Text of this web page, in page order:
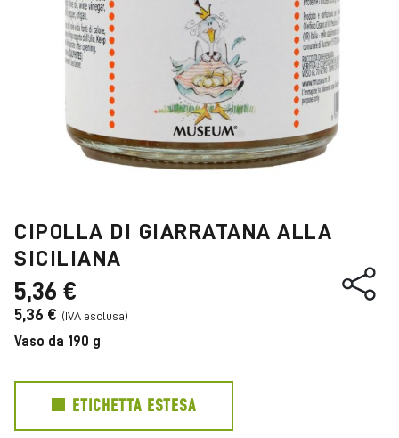
CIPOLLA DI GIARRATANA ALLA
SICILIANA
5,36 €
5,36 €
Vaso da 190 g
ETICHETTA ESTESA